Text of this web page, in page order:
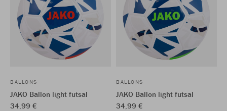
BALLONS
JAKO Ballon light futsal
34,99 €
BALLONS
JAKO Ballon light futsal
34,99 €